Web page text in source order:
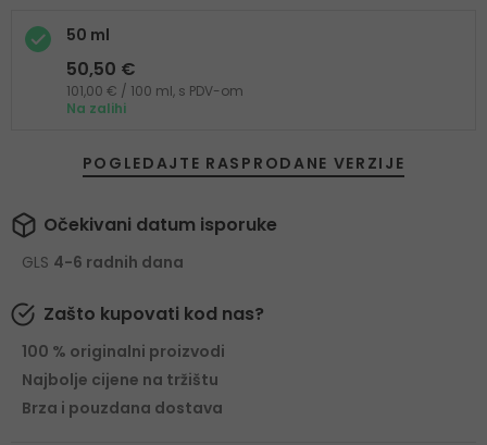
50 ml
50,50 €
101,00 € / 100 ml, s PDV-om
Na zalihi
POGLEDAJTE RASPRODANE VERZIJE
Očekivani datum isporuke
GLS 4-6 radnih dana
Zašto kupovati kod nas?
100 % originalni proizvodi
Najbolje cijene na tržištu
Brza i pouzdana dostava